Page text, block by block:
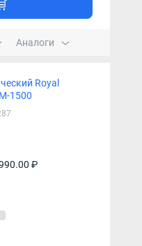
Аналоги
Royal
1500
₽